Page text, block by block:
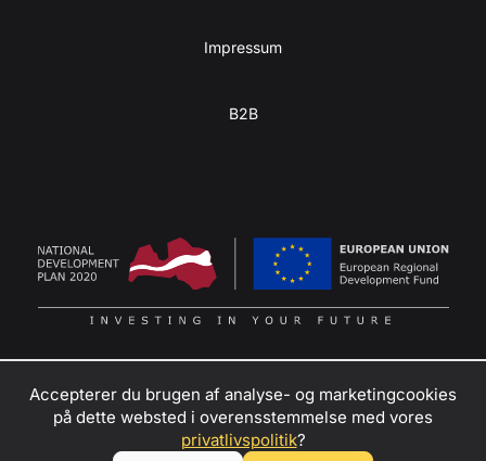
Forvandl din passion for eventyr til indtjening
Impressum
B2B
Accepterer du brugen af ​​analyse- og marketingcookies
på dette websted i overensstemmelse med vores
privatlivspolitik?